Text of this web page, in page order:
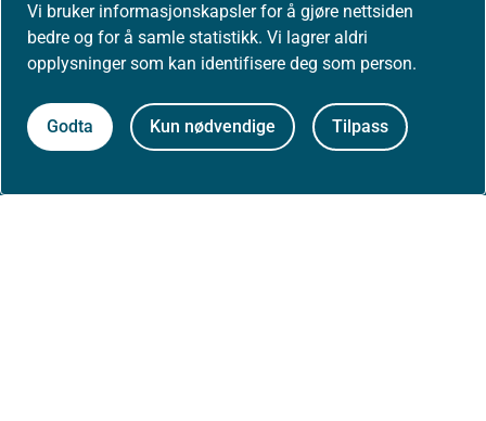
Vi bruker informasjonskapsler for å gjøre nettsiden
bedre og for å samle statistikk. Vi lagrer aldri
opplysninger som kan identifisere deg som person.
Godta Kun nødvendige Tilpass
Personvernerklæring
Besøksstatistikk og informasjonskapsler
Nyhetsvarsel og abonnement